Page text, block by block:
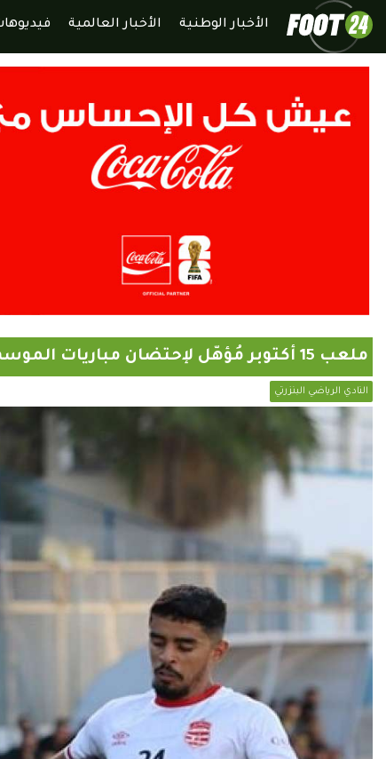
الأخبار الوطنية الأخبار العالمية
ملعب 15 أكتوبر مُؤهّل لإحتضان مباريات الموسم الجديد
النادي الرياضي البنزرتي